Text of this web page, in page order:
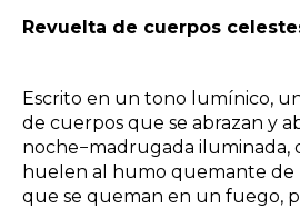
Revuelta de cuerpos
Escrito en un tono lumínico,
de cuerpos que se abrazan y
noche−madrugada iluminada,
huelen al humo quemante de
que se queman en un fuego,